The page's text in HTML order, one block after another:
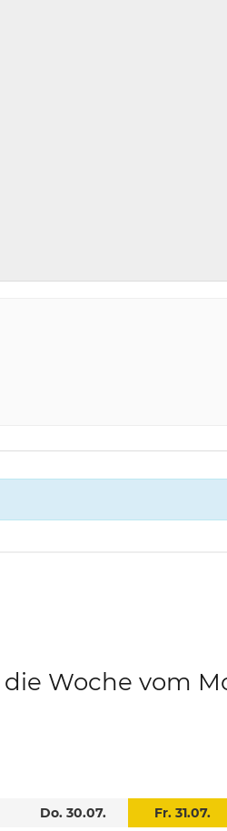
Woche vom
Do. 30.07. Fr. 31.07.